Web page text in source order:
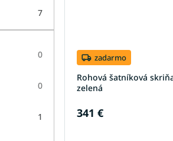
7
0
0
1
zadarmo
Rohová šatníková
zelená
341 €